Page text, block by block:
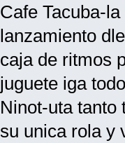
Cafe Tacuba-
lanzamiento
caja de ritmos
juguete iga
Ninot-uta tanto
su unica rola y